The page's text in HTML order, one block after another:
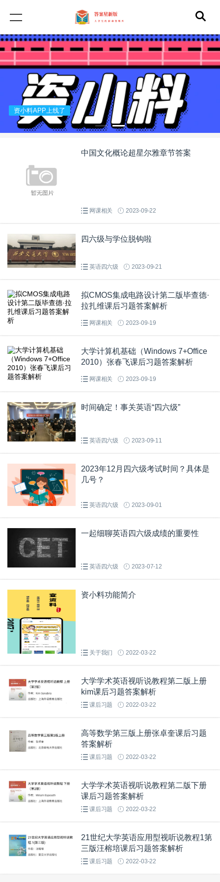
资小料APP上线了
中国文化概论超星尔雅章节答案
网课相关 2023-09-22
四六级与学位脱钩啦
英语四六级 2023-09-21
拟CMOS集成电路设计第二版毕查德·
拉扎维课后习题答案解析
网课相关 2023-09-19
大学计算机基础（Windows 7+Office
2010）张春飞课后习题答案解析
网课相关 2023-09-19
时间确定！事关英语“四六级”
英语四六级 2023-09-11
2023年12月四六级考试时间？具体是
几号？
英语四六级 2023-09-01
一起细聊英语四六级成绩的重要性
英语四六级 2023-07-12
资小料功能简介
关于我们 2022-03-22
大学学术英语视听说教程第二版上册
kim课后习题答案解析
课后习题 2022-03-22
高等数学第三版上册张卓奎课后习题
答案解析
课后习题 2022-03-22
大学学术英语视听说教程第二版下册
课后习题答案解析
课后习题 2022-03-22
21世纪大学英语应用型视听说教程1第
三版汪榕培课后习题答案解析
课后习题 2022-03-22